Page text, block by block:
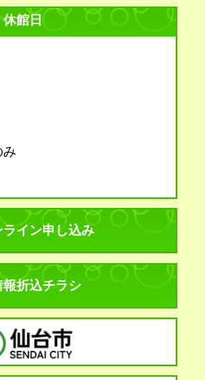
休館日
み
イン申し込み
報折込チラシ